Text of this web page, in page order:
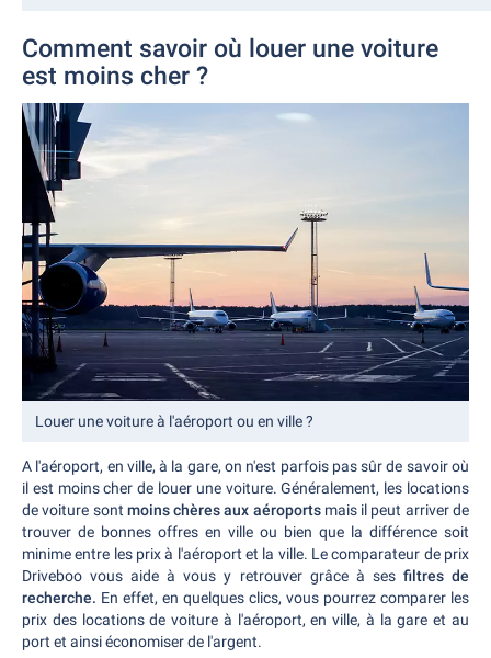
Comment savoir où louer une voiture
est moins cher ?
Louer une voiture à l'aéroport ou en ville ?
A l'aéroport, en ville, à la gare, on n'est parfois pas sûr de savoir où
il est moins cher de louer une voiture. Généralement, les locations
de voiture sont moins chères aux aéroports mais il peut arriver de
trouver de bonnes offres en ville ou bien que la différence soit
minime entre les prix à l'aéroport et la ville. Le comparateur de prix
Driveboo vous aide à vous y retrouver grâce à ses filtres de
recherche. En effet, en quelques clics, vous pourrez comparer les
prix des locations de voiture à l'aéroport, en ville, à la gare et au
port et ainsi économiser de l'argent.